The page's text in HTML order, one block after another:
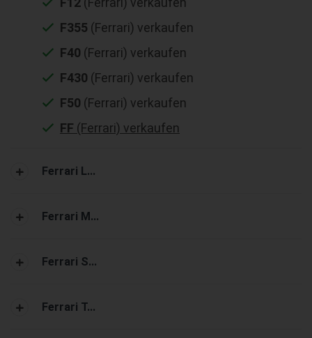
F355 (Ferrari) verkaufen
F40 (Ferrari) verkaufen
F430 (Ferrari) verkaufen
F50 (Ferrari) verkaufen
FF (Ferrari) verkaufen
Ferrari L...
Ferrari M...
Ferrari S...
Ferrari T...